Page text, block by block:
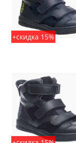
+скидка 15%